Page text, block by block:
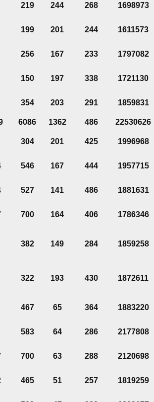
219 244 268 1698973
199 201 244 1611573
256 167 233 1797082
150 197 338 1721130
354 203 291 1859831
6086 1362 486
22530626
304 201 425 1996968
546 167 444 1957715
527 141 486 1881631
700 164 406 1786346
382 149 284 1859258
322 193 430 1872611
467 65 364 1883220
583 64 286 2177808
700 63 288 2120698
465 51 257 1819259